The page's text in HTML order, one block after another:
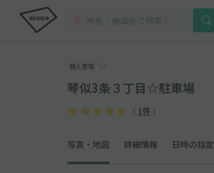
個人管理
琴似3条３丁目☆駐車場
（ 1件 ）
写真・地図 詳細情報 日時の指定